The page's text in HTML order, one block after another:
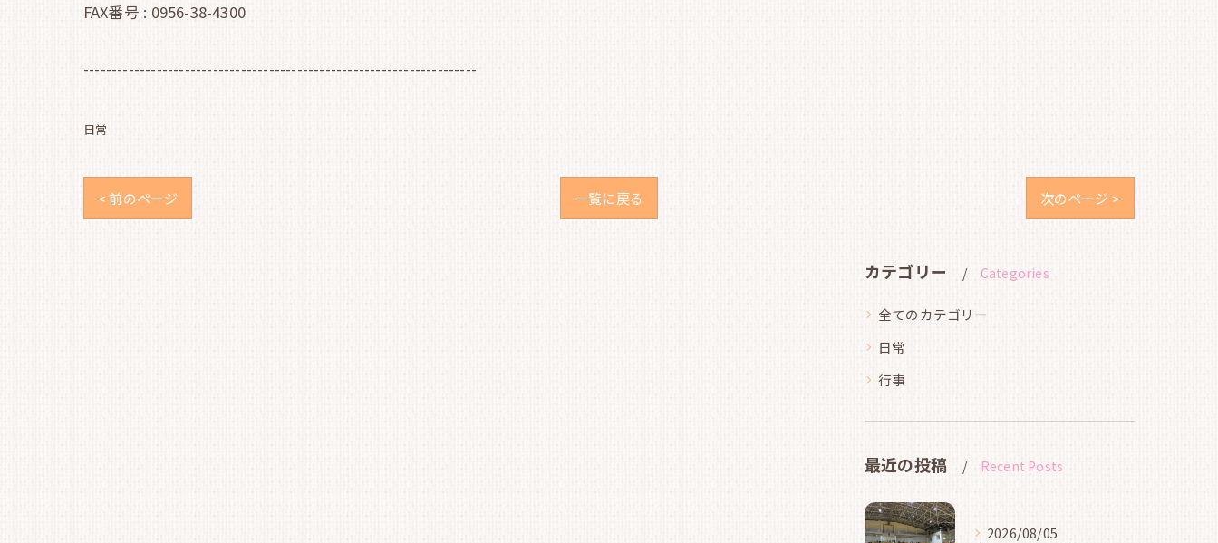
FAX番号 : 0956-38-4300
----------------------------------------------------------------------
日常
< 前のページ 一覧に戻る 次のページ >
カテゴリー Categories
全てのカテゴリー
日常
行事
最近の投稿 Recent Posts
2026/08/05